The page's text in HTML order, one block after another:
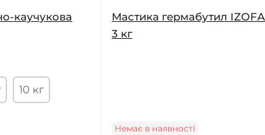
каучукова
10 кг
Мастика гермабутил
3 кг
Немає в наявності